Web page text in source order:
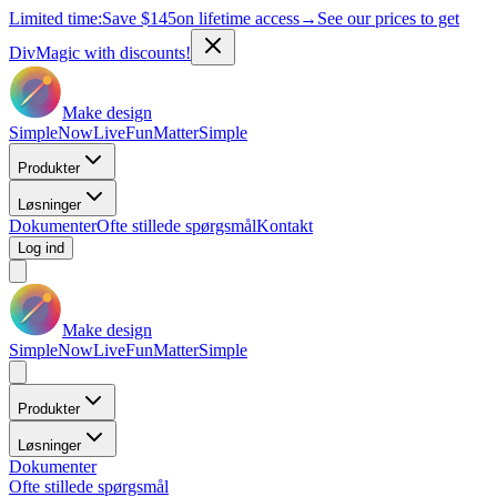
Limited time:Save $145on lifetime access→ See our prices to get
DivMagic with discounts!
Make design
SimpleNowLiveFunMatterSimple
Produkter
Løsninger
DokumenterOfte stillede spørgsmålKontakt
Log ind
Make design
SimpleNowLiveFunMatterSimple
Produkter
Løsninger
Dokumenter
Ofte stillede spørgsmål